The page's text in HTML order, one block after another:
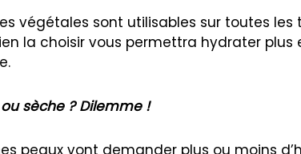
végétales sont utilisables sur toutes
la choisir vous permettra hydrater plus
sèche ? Dilemme !
peaux vont demander plus ou moins